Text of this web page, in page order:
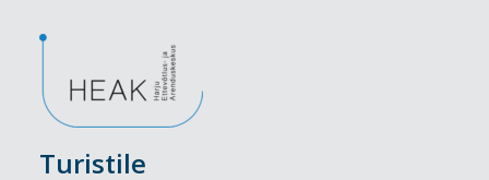
Turistile